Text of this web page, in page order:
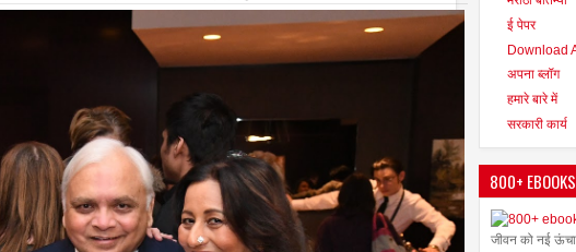
ई पेपर
Download
अपना ब्लॉग
हमारे बारे में
सरकारी कार्य
800+
जीवन को नई